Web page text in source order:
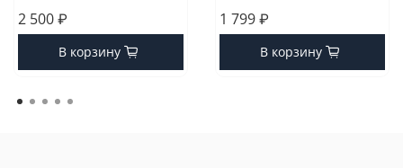
2 500 ₽
В корзину
1 799 ₽
В корзину